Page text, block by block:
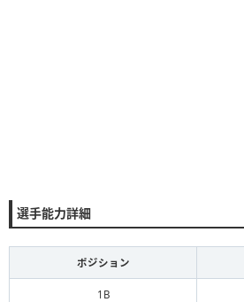
選手能力詳細
ポジション
1B